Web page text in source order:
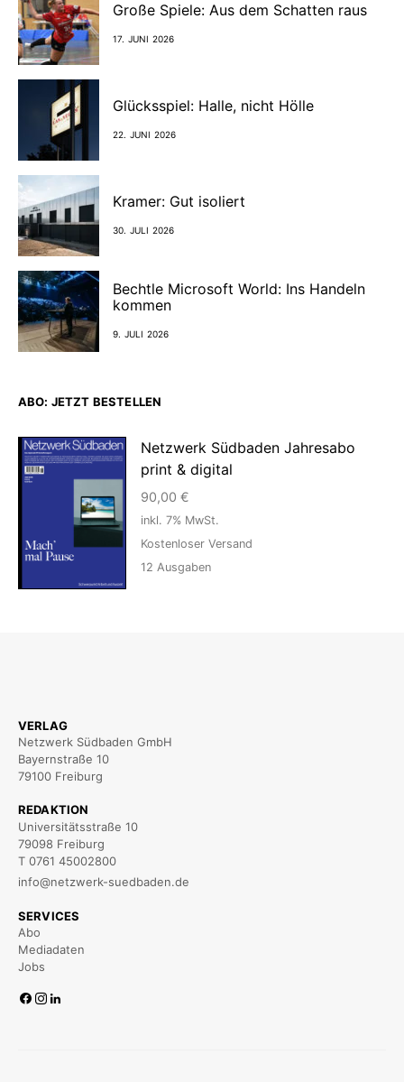
Große Spiele: Aus dem Schatten raus
17. JUNI 2026
Glücksspiel: Halle, nicht Hölle
22. JUNI 2026
Kramer: Gut isoliert
30. JULI 2026
Bechtle Microsoft World: Ins Handeln
kommen
9. JULI 2026
ABO: JETZT BESTELLEN
Netzwerk Südbaden Jahresabo
print & digital
90,00 €
inkl. 7% MwSt.
Kostenloser Versand
12 Ausgaben
VERLAG
Netzwerk Südbaden GmbH
Bayernstraße 10
79100 Freiburg
REDAKTION
Universitätsstraße 10
79098 Freiburg
T 0761 45002800
info@netzwerk-suedbaden.de
SERVICES
Abo
Mediadaten
Jobs